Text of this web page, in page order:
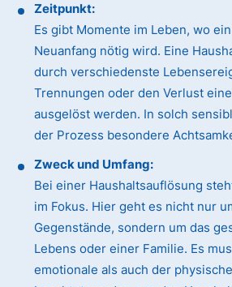
Zeitpunkt:
Es gibt Momente im Leben, wo
Neuanfang nötig wird. Eine
durch verschiedenste
Trennungen oder den Verlust
ausgelöst werden. In solch
der Prozess besondere
Zweck und Umfang:
Bei einer Haushaltsauflösung
im Fokus. Hier geht es nicht nur
Gegenstände, sondern um das
Lebens oder einer Familie. Es
emotionale als auch der